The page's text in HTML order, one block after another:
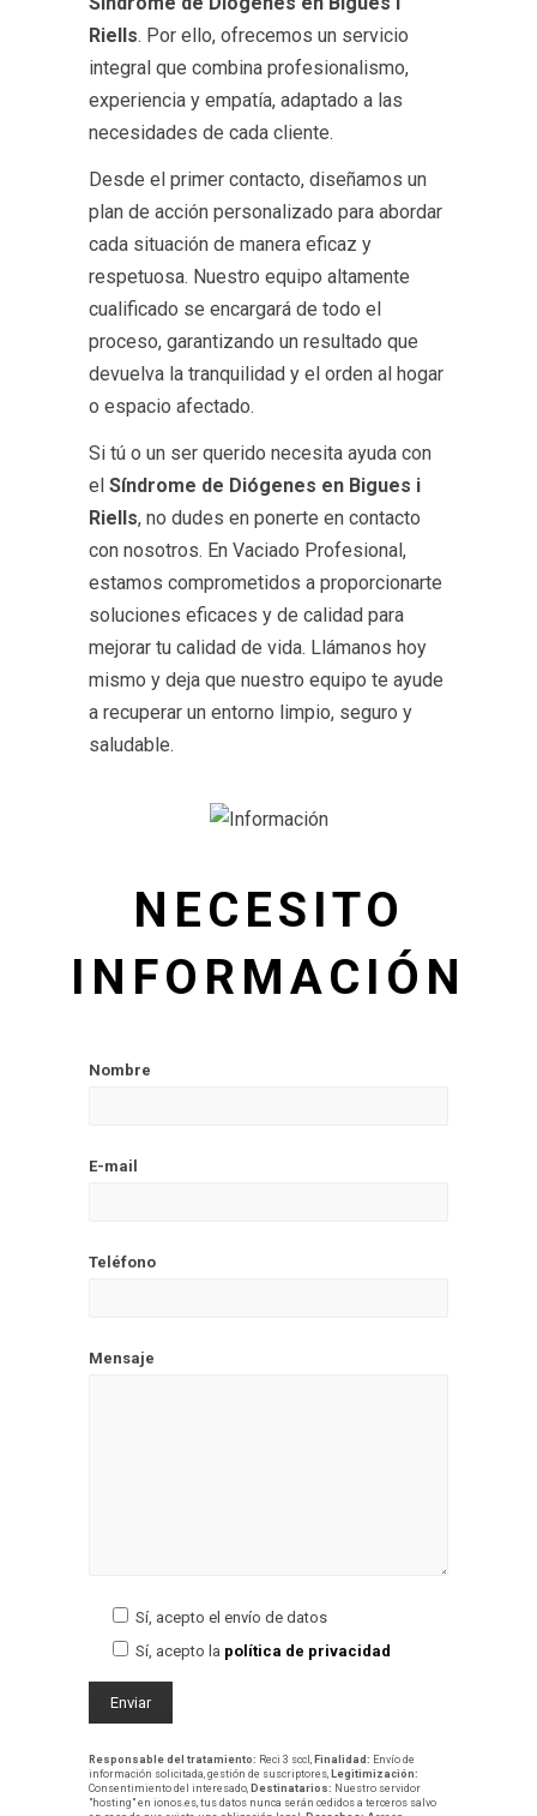
Riells. Por ello, ofrecemos un servicio
integral que combina profesionalismo,
experiencia y empatía, adaptado a las
necesidades de cada cliente.
Desde el primer contacto, diseñamos un
plan de acción personalizado para abordar
cada situación de manera eficaz y
respetuosa. Nuestro equipo altamente
cualificado se encargará de todo el
proceso, garantizando un resultado que
devuelva la tranquilidad y el orden al hogar
o espacio afectado.
Si tú o un ser querido necesita ayuda con
el Síndrome de Diógenes en Bigues i
Riells, no dudes en ponerte en contacto
con nosotros. En Vaciado Profesional,
estamos comprometidos a proporcionarte
soluciones eficaces y de calidad para
mejorar tu calidad de vida. Llámanos hoy
mismo y deja que nuestro equipo te ayude
a recuperar un entorno limpio, seguro y
saludable.
NECESITO
INFORMACIÓN
Nombre
E-mail
Teléfono
Mensaje
Sí, acepto el envío de datos
Sí, acepto la política de privacidad
Responsable del tratamiento: Reci 3 sccl, Finalidad: Envío de
información solicitada, gestión de suscriptores, Legitimización:
Consentimiento del interesado, Destinatarios: Nuestro servidor
"hosting" en ionos.es, tus datos nunca serán cedidos a terceros salvo